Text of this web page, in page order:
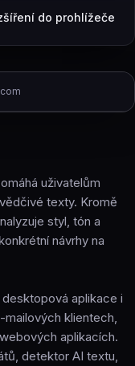
uživatelům
texty. Kromě
styl, tón a
návrhy na
aplikace i
klientech,
aplikacích.
detektor AI textu,
do prohlížeče